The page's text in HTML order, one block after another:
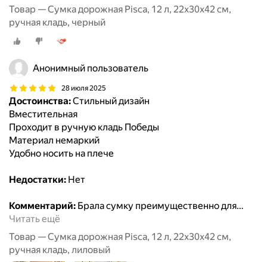
Товар — Сумка дорожная Pisca, 12 л, 22х30х42 см,
ручная кладь, черный
Анонимный пользователь
28 июля 2025
Достоинства:Стильный дизайн
Вместительная
Проходит в ручную кладь Победы
Материал немаркий
Удобно носить на плече
Недостатки: Нет
Комментарий: Брала сумку преимущественно для…
Читать ещё
Товар — Сумка дорожная Pisca, 12 л, 22х30х42 см,
ручная кладь, лиловый